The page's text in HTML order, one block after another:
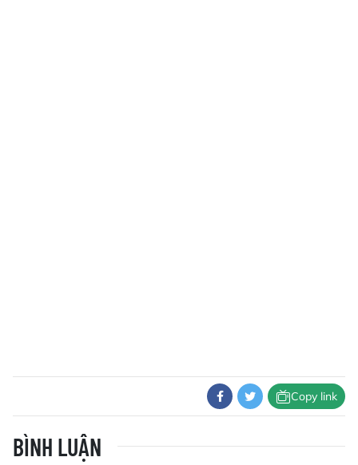
Copy link
BÌNH LUẬN